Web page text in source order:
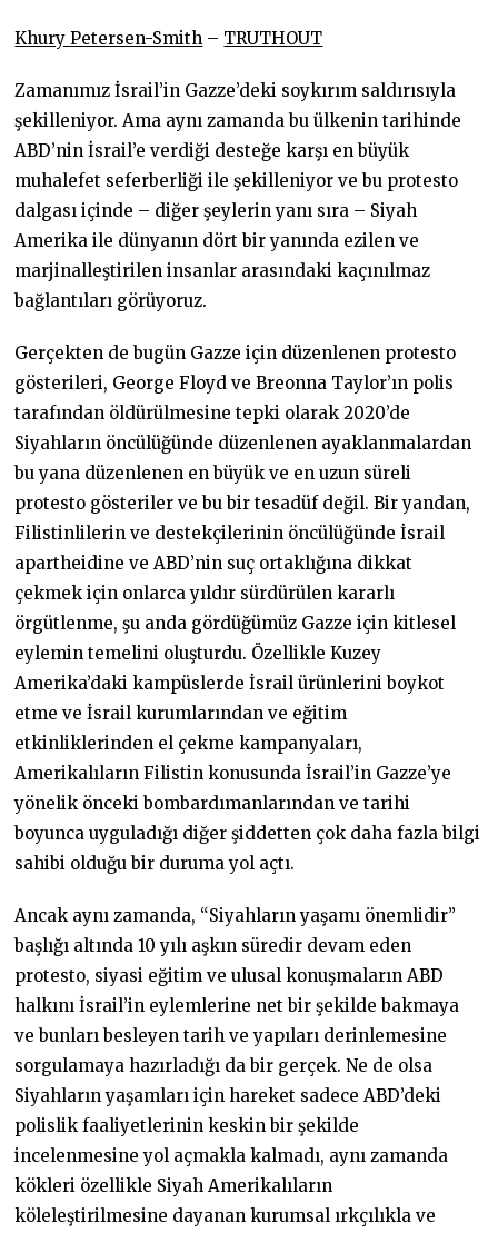
Khury Petersen-Smith – TRUTHOUT
Zamanımız İsrail’in Gazze’deki soykırım saldırısıyla
şekilleniyor. Ama aynı zamanda bu ülkenin tarihinde
ABD’nin İsrail’e verdiği desteğe karşı en büyük
muhalefet seferberliği ile şekilleniyor ve bu protesto
dalgası içinde – diğer şeylerin yanı sıra – Siyah
Amerika ile dünyanın dört bir yanında ezilen ve
marjinalleştirilen insanlar arasındaki kaçınılmaz
bağlantıları görüyoruz.
Gerçekten de bugün Gazze için düzenlenen protesto
gösterileri, George Floyd ve Breonna Taylor’ın polis
tarafından öldürülmesine tepki olarak 2020’de
Siyahların öncülüğünde düzenlenen ayaklanmalardan
bu yana düzenlenen en büyük ve en uzun süreli
protesto gösteriler ve bu bir tesadüf değil. Bir yandan,
Filistinlilerin ve destekçilerinin öncülüğünde İsrail
apartheidine ve ABD’nin suç ortaklığına dikkat
çekmek için onlarca yıldır sürdürülen kararlı
örgütlenme, şu anda gördüğümüz Gazze için kitlesel
eylemin temelini oluşturdu. Özellikle Kuzey
Amerika’daki kampüslerde İsrail ürünlerini boykot
etme ve İsrail kurumlarından ve eğitim
etkinliklerinden el çekme kampanyaları,
Amerikalıların Filistin konusunda İsrail’in Gazze’ye
yönelik önceki bombardımanlarından ve tarihi
boyunca uyguladığı diğer şiddetten çok daha fazla bilgi
sahibi olduğu bir duruma yol açtı.
Ancak aynı zamanda, “Siyahların yaşamı önemlidir”
başlığı altında 10 yılı aşkın süredir devam eden
protesto, siyasi eğitim ve ulusal konuşmaların ABD
halkını İsrail’in eylemlerine net bir şekilde bakmaya
ve bunları besleyen tarih ve yapıları derinlemesine
sorgulamaya hazırladığı da bir gerçek. Ne de olsa
Siyahların yaşamları için hareket sadece ABD’deki
polislik faaliyetlerinin keskin bir şekilde
incelenmesine yol açmakla kalmadı, aynı zamanda
kökleri özellikle Siyah Amerikalıların
köleleştirilmesine dayanan kurumsal ırkçılıkla ve